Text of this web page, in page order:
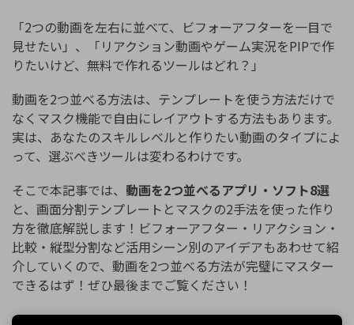
「2つの動画を左右に並べて、ビフォーアフターを一目で
見せたい」、「リアクション動画やゲーム実況をPIPで作
りたいけど、無料で作れるツールはどれ？」
動画を2つ並べる方法は、テンプレートを使う方法だけで
なくマスク機能で自由にレイアウトする方法もあります。
実は、あなたのスキルレベルと作りたい動画のタイプによ
って、選ぶべきツールは変わるわけです。
そこで本記事では、 動画を2つ並べるアプリ・ソフト8選
と、画面分割テンプレートとマスクの2手法を使った作り
方を徹底解説します！ビフォーアフター・リアクション・
比較・縦型分割など活用シーン別のアイデアもあわせて紹
介していくので、動画を2つ並べる方法が完璧にマスター
できるはず！ぜひ最後までご覧ください！